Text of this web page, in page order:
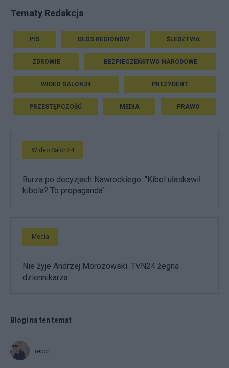
Tematy Redakcja
PIS GŁOS REGIONÓW ŚLEDZTWA
ZDROWIE BEZPIECZEŃSTWO NARODOWE
WIDEO SALON24 PREZYDENT
PRZESTĘPCZOŚĆ MEDIA PRAWO
Wideo Salon24
Burza po decyzjach Nawrockiego. "Kibol ułaskawił
kibola? To propaganda"
Media
Nie żyje Andrzej Morozowski. TVN24 żegna
dziennikarza
Blogi na ten temat
report